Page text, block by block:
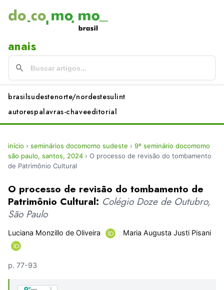
anais
brasilsudestenorte/nordestesulint
autorespalavras-chaveeditorial
início › seminários docomomo sudeste › 9º seminário docomomo
são paulo, santos, 2024 › O processo de revisão do tombamento
de Patrimônio Cultural
O processo de revisão do tombamento de
Patrimônio Cultural: Colégio Doze de Outubro,
São Paulo
Luciana Monzillo de Oliveira ; Maria Augusta Justi Pisani
p. 77-93